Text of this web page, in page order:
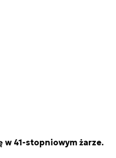
w 41-stopniowym żarze.